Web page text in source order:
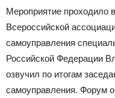
Мероприятие проходило
Всероссийской
самоуправления
Российской Федерации
озвучил по итогам
самоуправления. Форум